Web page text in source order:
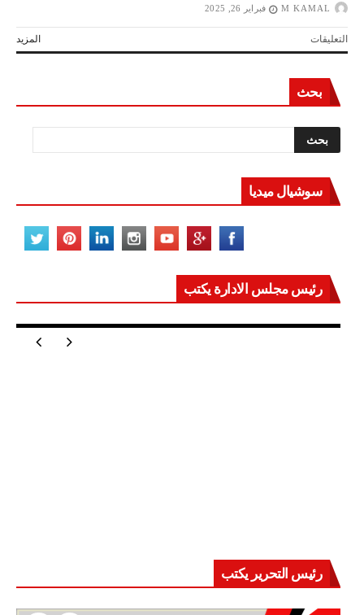
M KAMAL فبراير 26, 2025
المزيد التعليقاتعلى
العدد
أكتوبر
بحث
سوشيال ميديا
رئيس مجلس الادارة يكتب
مصر تعيد للعالم اتزانه
رئيس التحرير يكتب